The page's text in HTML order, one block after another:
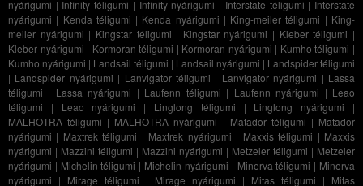
nyárigumi | Infinity téligumi | Infinity nyárigumi | Interstate téligumi | Interstate
nyárigumi | Kenda téligumi | Kenda nyárigumi | King-meiler téligumi | King-
meiler nyárigumi | Kingstar téligumi | Kingstar nyárigumi | Kleber téligumi |
Kleber nyárigumi | Kormoran téligumi | Kormoran nyárigumi | Kumho téligumi |
Kumho nyárigumi | Landsail téligumi | Landsail nyárigumi | Landspider téligumi
| Landspider nyárigumi | Lanvigator téligumi | Lanvigator nyárigumi | Lassa
téligumi | Lassa nyárigumi | Laufenn téligumi | Laufenn nyárigumi | Leao
téligumi | Leao nyárigumi | Linglong téligumi | Linglong nyárigumi |
MALHOTRA téligumi | MALHOTRA nyárigumi | Matador téligumi | Matador
nyárigumi | Maxtrek téligumi | Maxtrek nyárigumi | Maxxis téligumi | Maxxis
nyárigumi | Mazzini téligumi | Mazzini nyárigumi | Metzeler téligumi | Metzeler
nyárigumi | Michelin téligumi | Michelin nyárigumi | Minerva téligumi | Minerva
nyárigumi | Mirage téligumi | Mirage nyárigumi | Mitas téligumi | Mitas